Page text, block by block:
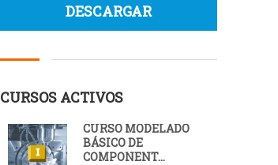
DESCARGAR
CURSOS ACTIVOS
CURSO MODELADO
BÁSICO DE
COMPONENT...